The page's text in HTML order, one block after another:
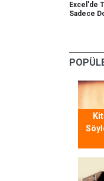
Excel'de
Sadece